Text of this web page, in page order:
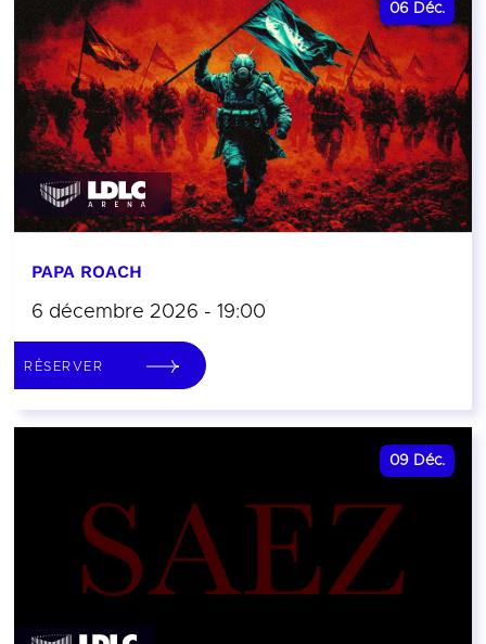
06 Déc.
PAPA ROACH
6 décembre 2026 - 19:00
RÉSERVER
09 Déc.